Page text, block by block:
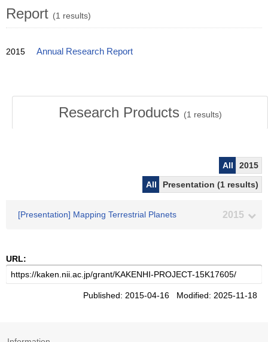
Report (1 results)
2015 Annual Research Report
Research Products (1 results)
All
2015
All
Presentation (1 results)
[Presentation] Mapping Terrestrial Planets 2015
URL:
Published: 2015-04-16 Modified: 2025-11-18